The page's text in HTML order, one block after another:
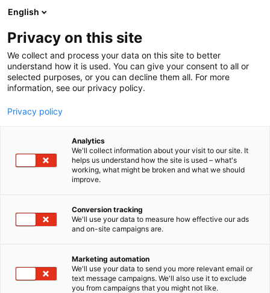
Siirry
sisältöön
English
Privacy on this site
We collect and process your data on this site to better
understand how it is used. You can give your consent to all or
selected purposes, or you can decline them all. For more
information, see our privacy policy.
Privacy policy
Analytics
We'll collect information about your visit to our site. It
helps us understand how the site is used – what's
working, what might be broken and what we should
improve.
Conversion tracking
We'll use your data to measure how effective our ads
and on-site campaigns are.
Marketing automation
We'll use your data to send you more relevant email or
text message campaigns. We'll also use it to exclude
you from campaigns that you might not like.